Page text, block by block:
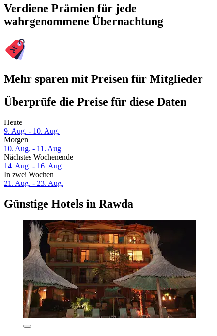
Verdiene Prämien für jede
wahrgenommene Übernachtung
Mehr sparen mit Preisen für Mitglieder
Überprüfe die Preise für diese Daten
Heute
9. Aug. - 10. Aug.
Morgen
10. Aug. - 11. Aug.
Nächstes Wochenende
14. Aug. - 16. Aug.
In zwei Wochen
21. Aug. - 23. Aug.
Günstige Hotels in Rawda